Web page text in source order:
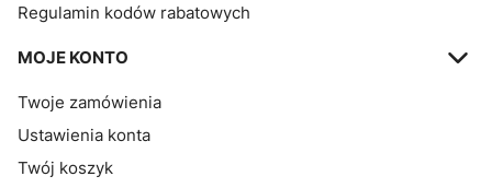
Regulamin kodów rabatowych
MOJE KONTO
Twoje zamówienia
Ustawienia konta
Twój koszyk